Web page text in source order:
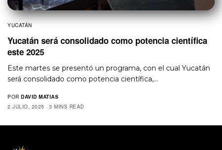
YUCATÁN
Yucatán será consolidado como potencia científica
este 2025
Este martes se presentó un programa, con el cual Yucatán
será consolidado como potencia científica,…
POR DAVID MATIAS
2 JULIO, 2025
3 MINS READ